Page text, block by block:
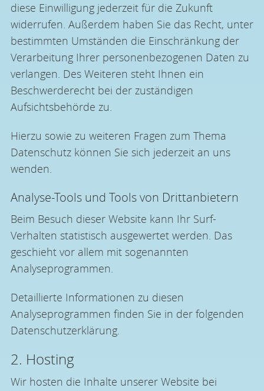
diese Einwilligung jederzeit für die Zukunft
widerrufen. Außerdem haben Sie das Recht, unter
bestimmten Umständen die Einschränkung der
Verarbeitung Ihrer personenbezogenen Daten zu
verlangen. Des Weiteren steht Ihnen ein
Beschwerderecht bei der zuständigen
Aufsichtsbehörde zu.
Hierzu sowie zu weiteren Fragen zum Thema
Datenschutz können Sie sich jederzeit an uns
wenden.
Analyse-Tools und Tools von Dritt­anbietern
Beim Besuch dieser Website kann Ihr Surf-
Verhalten statistisch ausgewertet werden. Das
geschieht vor allem mit sogenannten
Analyseprogrammen.
Detaillierte Informationen zu diesen
Analyseprogrammen finden Sie in der folgenden
Datenschutzerklärung.
2. Hosting
Wir hosten die Inhalte unserer Website bei